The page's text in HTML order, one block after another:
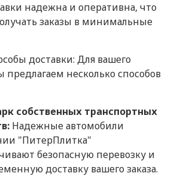
надежна и оперативна, что
заказы в минимальные
доставки: Для вашего
предлагаем несколько способов
собственных транспортных
Надежные автомобили
"ПитерПлитка"
безопасную перевозку и
доставку вашего заказа.